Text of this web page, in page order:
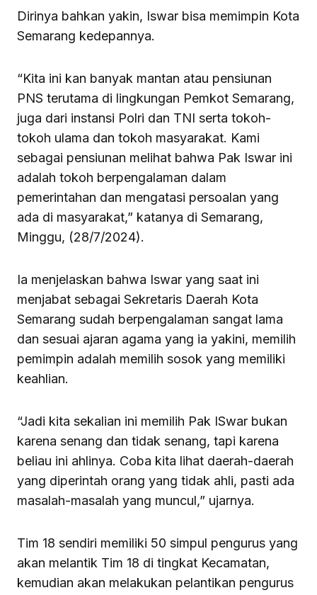
Dirinya bahkan yakin, Iswar bisa memimpin Kota
Semarang kedepannya.
“Kita ini kan banyak mantan atau pensiunan
PNS terutama di lingkungan Pemkot Semarang,
juga dari instansi Polri dan TNI serta tokoh-
tokoh ulama dan tokoh masyarakat. Kami
sebagai pensiunan melihat bahwa Pak Iswar ini
adalah tokoh berpengalaman dalam
pemerintahan dan mengatasi persoalan yang
ada di masyarakat,” katanya di Semarang,
Minggu, (28/7/2024).
Ia menjelaskan bahwa Iswar yang saat ini
menjabat sebagai Sekretaris Daerah Kota
Semarang sudah berpengalaman sangat lama
dan sesuai ajaran agama yang ia yakini, memilih
pemimpin adalah memilih sosok yang memiliki
keahlian.
“Jadi kita sekalian ini memilih Pak ISwar bukan
karena senang dan tidak senang, tapi karena
beliau ini ahlinya. Coba kita lihat daerah-daerah
yang diperintah orang yang tidak ahli, pasti ada
masalah-masalah yang muncul,” ujarnya.
Tim 18 sendiri memiliki 50 simpul pengurus yang
akan melantik Tim 18 di tingkat Kecamatan,
kemudian akan melakukan pelantikan pengurus